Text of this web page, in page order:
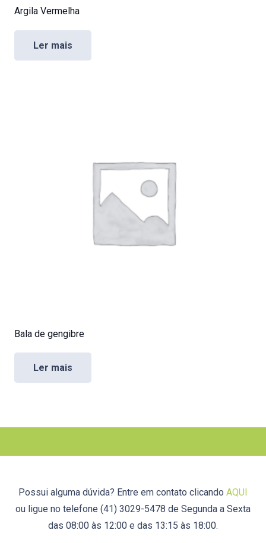
Argila Vermelha
Ler mais
Bala de gengibre
Ler mais
Possui alguma dúvida? Entre em contato clicando AQUI
ou ligue no telefone (41) 3029-5478 de Segunda a Sexta
das 08:00 às 12:00 e das 13:15 às 18:00.